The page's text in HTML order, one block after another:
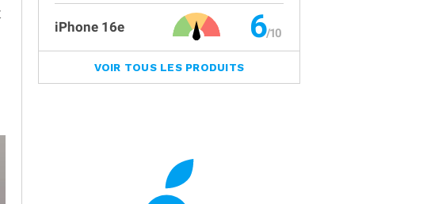
iPhone 16e 6
VOIR TOUS LES PRODUITS